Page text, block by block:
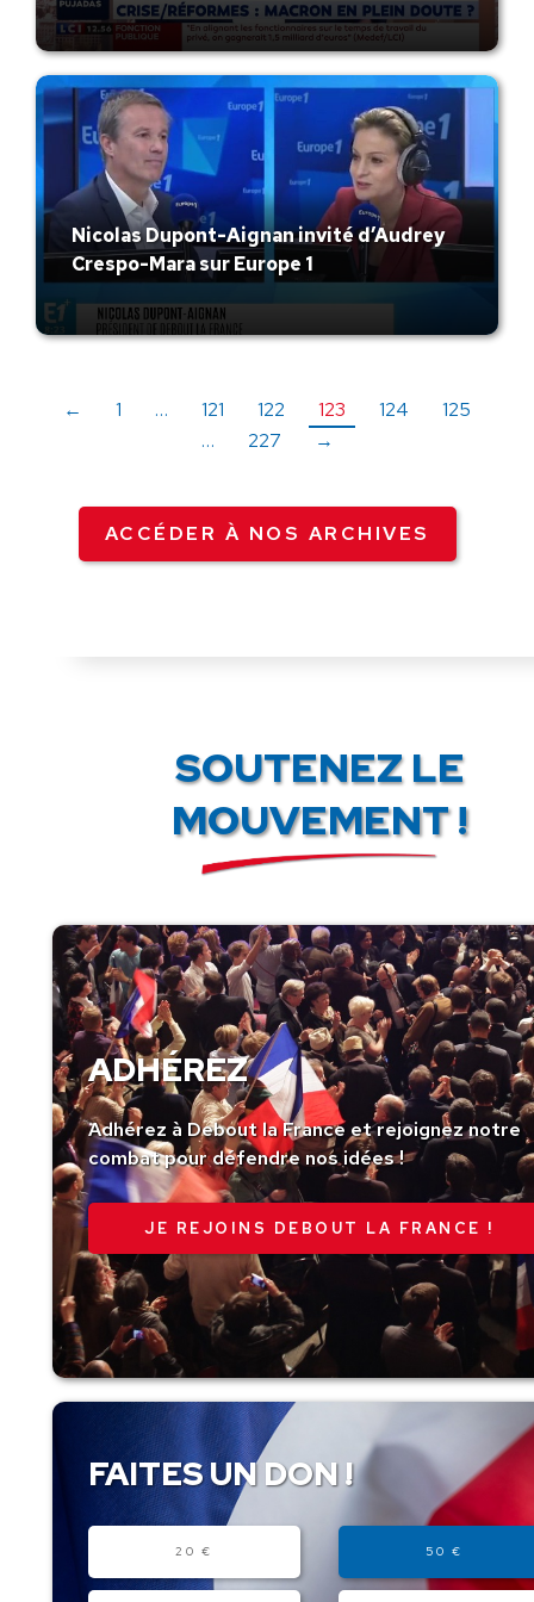
Nicolas Dupont-Aignan invité d’Audrey
Crespo-Mara sur Europe 1
← 1 … 121 122 123 124
125
…
227 →
ACCÉDER À NOS ARCHIVES
SOUTENEZ LE
MOUVEMENT !
ADHÉREZ
Adhérez à Debout la France et rejoignez notre
combat pour défendre nos idées !
JE REJOINS DEBOUT LA FRANCE !
FAITES UN DON !
20 € 50 €